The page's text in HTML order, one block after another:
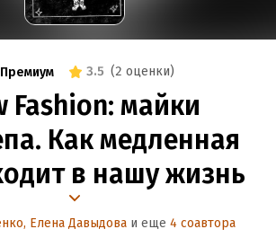
Премиум 3.5 (2 оценки)
Fashion: майки
Как медленная
в нашу жизнь
, Елена Давыдова и еще 4 соавтора